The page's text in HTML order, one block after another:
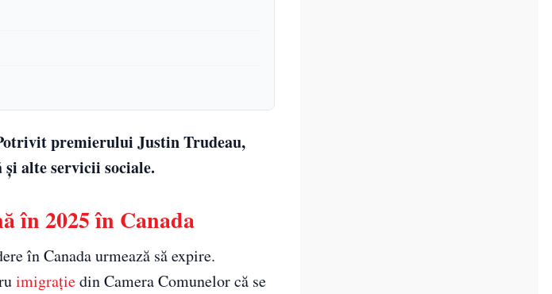
premierului Justin Trudeau,
alte servicii sociale.
în 2025 în Canada
în Canada urmează să expire.
imigrațiedin Camera Comunelor că se